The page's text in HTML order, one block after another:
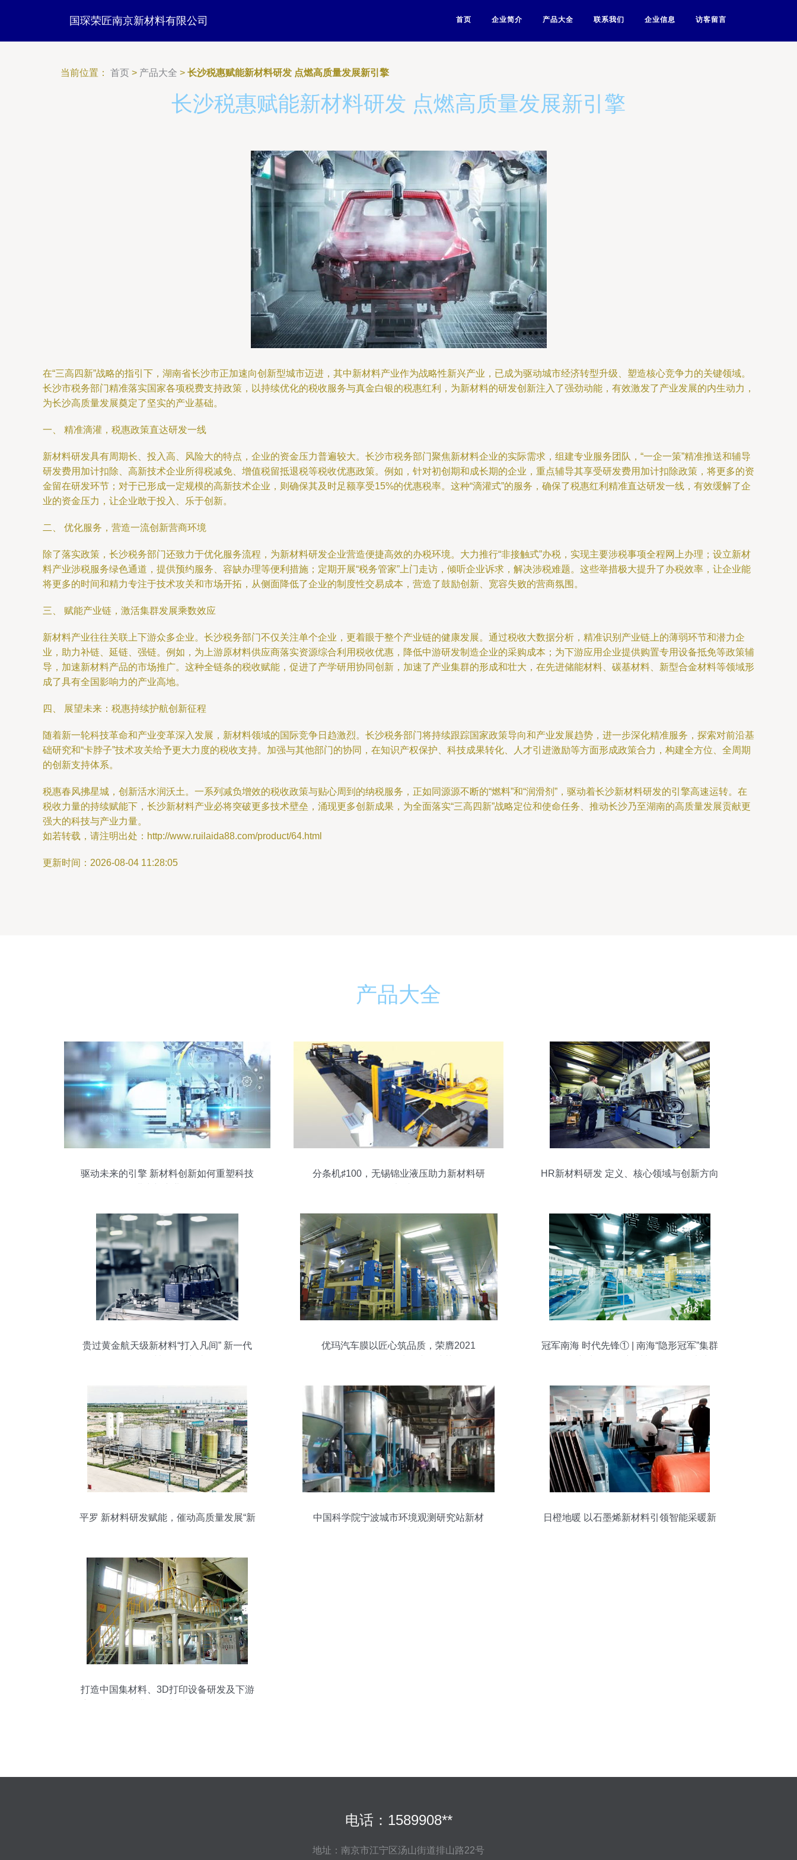
国琛荣匠南京新材料有限公司 首页 企业简介 产品大全 联系我们 企业信息 访客留言
当前位置： 首页 > 产品大全 > 长沙税惠赋能新材料研发 点燃高质量发展新引擎
长沙税惠赋能新材料研发 点燃高质量发展新引擎
在“三高四新”战略的指引下，湖南省长沙市正加速向创新型城市迈进，其中新材料产业作为战略性新兴产业，已成为驱动城市经济转型升级、塑造核心竞争力的关键领域。
长沙市税务部门精准落实国家各项税费支持政策，以持续优化的税收服务与真金白银的税惠红利，为新材料的研发创新注入了强劲动能，有效激发了产业发展的内生动力，
为长沙高质量发展奠定了坚实的产业基础。
一、 精准滴灌，税惠政策直达研发一线
新材料研发具有周期长、投入高、风险大的特点，企业的资金压力普遍较大。长沙市税务部门聚焦新材料企业的实际需求，组建专业服务团队，“一企一策”精准推送和辅导
研发费用加计扣除、高新技术企业所得税减免、增值税留抵退税等税收优惠政策。例如，针对初创期和成长期的企业，重点辅导其享受研发费用加计扣除政策，将更多的资
金留在研发环节；对于已形成一定规模的高新技术企业，则确保其及时足额享受15%的优惠税率。这种“滴灌式”的服务，确保了税惠红利精准直达研发一线，有效缓解了企
业的资金压力，让企业敢于投入、乐于创新。
二、 优化服务，营造一流创新营商环境
除了落实政策，长沙税务部门还致力于优化服务流程，为新材料研发企业营造便捷高效的办税环境。大力推行“非接触式”办税，实现主要涉税事项全程网上办理；设立新材
料产业涉税服务绿色通道，提供预约服务、容缺办理等便利措施；定期开展“税务管家”上门走访，倾听企业诉求，解决涉税难题。这些举措极大提升了办税效率，让企业能
将更多的时间和精力专注于技术攻关和市场开拓，从侧面降低了企业的制度性交易成本，营造了鼓励创新、宽容失败的营商氛围。
三、 赋能产业链，激活集群发展乘数效应
新材料产业往往关联上下游众多企业。长沙税务部门不仅关注单个企业，更着眼于整个产业链的健康发展。通过税收大数据分析，精准识别产业链上的薄弱环节和潜力企
业，助力补链、延链、强链。例如，为上游原材料供应商落实资源综合利用税收优惠，降低中游研发制造企业的采购成本；为下游应用企业提供购置专用设备抵免等政策辅
导，加速新材料产品的市场推广。这种全链条的税收赋能，促进了产学研用协同创新，加速了产业集群的形成和壮大，在先进储能材料、碳基材料、新型合金材料等领域形
成了具有全国影响力的产业高地。
四、 展望未来：税惠持续护航创新征程
随着新一轮科技革命和产业变革深入发展，新材料领域的国际竞争日趋激烈。长沙税务部门将持续跟踪国家政策导向和产业发展趋势，进一步深化精准服务，探索对前沿基
础研究和“卡脖子”技术攻关给予更大力度的税收支持。加强与其他部门的协同，在知识产权保护、科技成果转化、人才引进激励等方面形成政策合力，构建全方位、全周期
的创新支持体系。
税惠春风拂星城，创新活水润沃土。一系列减负增效的税收政策与贴心周到的纳税服务，正如同源源不断的“燃料”和“润滑剂”，驱动着长沙新材料研发的引擎高速运转。在
税收力量的持续赋能下，长沙新材料产业必将突破更多技术壁垒，涌现更多创新成果，为全面落实“三高四新”战略定位和使命任务、推动长沙乃至湖南的高质量发展贡献更
强大的科技与产业力量。
如若转载，请注明出处：http://www.ruilaida88.com/product/64.html
更新时间：2026-08-04 11:28:05
产品大全
驱动未来的引擎 新材料创新如何重塑科技
分条机♯100，无锡锦业液压助力新材料研
HR新材料研发 定义、核心领域与创新方向
贵过黄金航天级新材料“打入凡间” 新一代
优玛汽车膜以匠心筑品质，荣膺2021
冠军南海 时代先锋① | 南海“隐形冠军”集群
平罗 新材料研发赋能，催动高质量发展“新
中国科学院宁波城市环境观测研究站新材
日橙地暖 以石墨烯新材料引领智能采暖新
打造中国集材料、3D打印设备研发及下游
电话：1589908**
地址：南京市江宁区汤山街道排山路22号